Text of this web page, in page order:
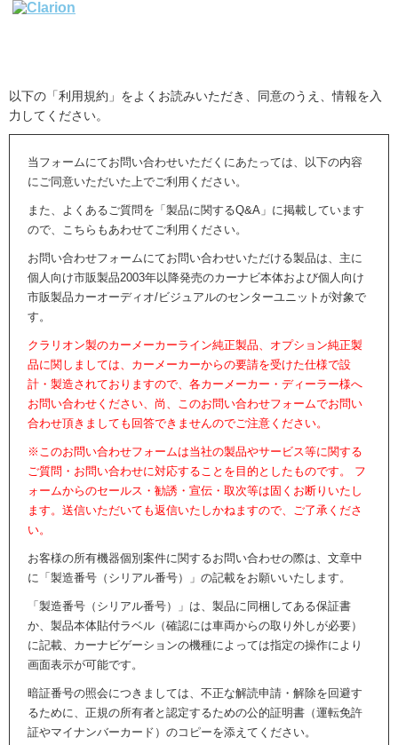
以下の「利用規約」をよくお読みいただき、同意のうえ、情報を入
力してください。
当フォームにてお問い合わせいただくにあたっては、以下の内容
にご同意いただいた上でご利用ください。
また、よくあるご質問を「製品に関するQ&A」に掲載しています
ので、こちらもあわせてご利用ください。
お問い合わせフォームにてお問い合わせいただける製品は、主に
個人向け市販製品2003年以降発売のカーナビ本体および個人向け
市販製品カーオーディオ/ビジュアルのセンターユニットが対象で
す。
クラリオン製のカーメーカーライン純正製品、オプション純正製
品に関しましては、カーメーカーからの要請を受けた仕様で設
計・製造されておりますので、各カーメーカー・ディーラー様へ
お問い合わせください、尚、このお問い合わせフォームでお問い
合わせ頂きましても回答できませんのでご注意ください。
※このお問い合わせフォームは当社の製品やサービス等に関する
ご質問・お問い合わせに対応することを目的としたものです。 フ
ォームからのセールス・勧誘・宣伝・取次等は固くお断りいたし
ます。送信いただいても返信いたしかねますので、ご了承くださ
い。
お客様の所有機器個別案件に関するお問い合わせの際は、文章中
に「製造番号（シリアル番号）」の記載をお願いいたします。
「製造番号（シリアル番号）」は、製品に同梱してある保証書
か、製品本体貼付ラベル（確認には車両からの取り外しが必要）
に記載、カーナビゲーションの機種によっては指定の操作により
画面表示が可能です。
暗証番号の照会につきましては、不正な解読申請・解除を回避す
るために、正規の所有者と認定するための公的証明書（運転免許
証やマイナンバーカード）のコピーを添えてください。